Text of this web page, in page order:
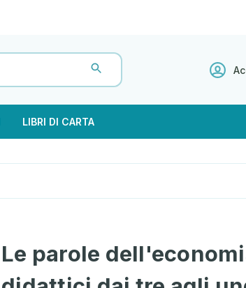
LIBRI DI CARTA
Le parole